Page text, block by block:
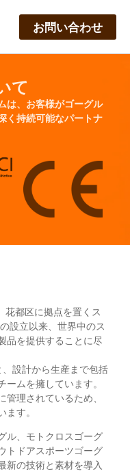
お問い合わせ
て
は、お客様がゴーグル
く持続可能なパートナ
花都区に拠点を置くス
設立以来、世界中のス
品を提供することに尽
設計から生産まで包括
ムを擁しています。
理されているため、
す。
ル、モトクロスゴーグ
トドアスポーツゴーグ
新の技術と素材を導入